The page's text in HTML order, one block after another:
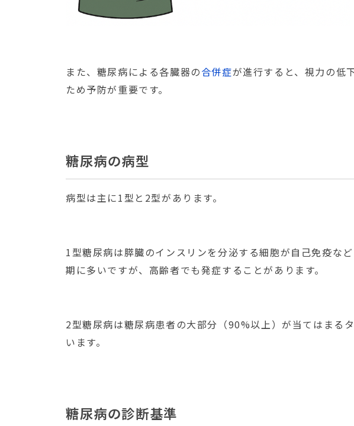
また、糖尿病による各臓器の合併症が進行すると、視力の低
ため予防が重要です。
糖尿病の病型
病型は主に1型と2型があります。
1型糖尿病は膵臓のインスリンを分泌する細胞が自己免疫な
期に多いですが、高齢者でも発症することがあります。
2型糖尿病は糖尿病患者の大部分（90%以上）が当てはまる
います。
糖尿病の診断基準